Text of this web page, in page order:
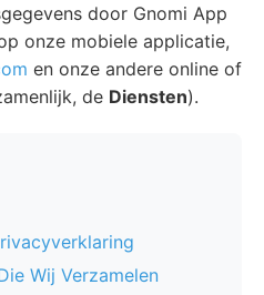
door Gnomi App
onze mobiele applicatie,
en onze andere online of
de Diensten).
Wij Verzamelen